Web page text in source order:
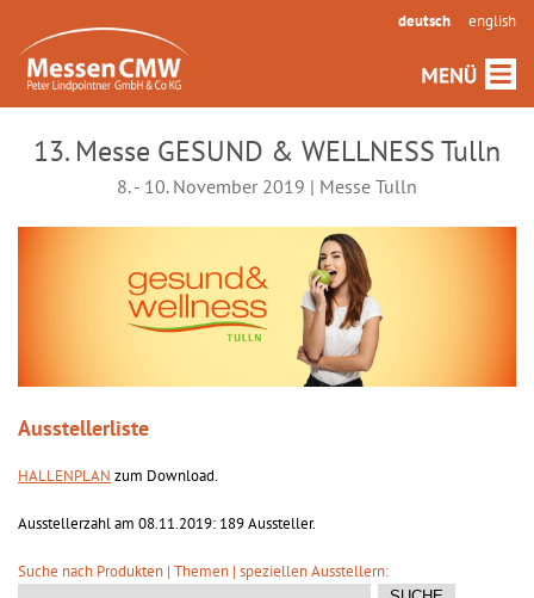
deutsch english
13. Messe GESUND & WELLNESS Tulln
8. - 10. November 2019 | Messe Tulln
Ausstellerliste
HALLENPLAN zum Download.
Ausstellerzahl am 08.11.2019: 189 Aussteller.
Suche nach Produkten | Themen | speziellen Ausstellern: